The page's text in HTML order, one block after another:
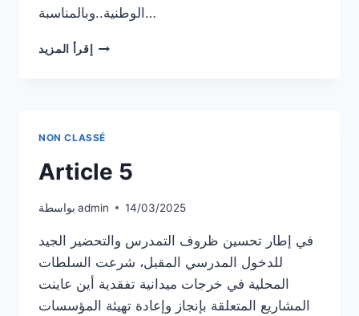
الوطنية..وبالمناسبة…
إقرأ المزيد ARTICLE
NON CLASSÉ
Article 5
بواسطة admin 14/03/2025
في إطار تحسين ظروف التمدرس والتحضير الجيد
للدخول المدرسي المقبل، شرعت السلطات
المحلية في خرجات ميدانية تفقدية أين عاينت
المشاريع المتعلقة بإنجاز وإعادة تهيئة المؤسسات